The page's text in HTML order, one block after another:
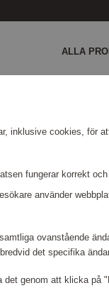
ALLA
inklusive cookies, för
fungerar korrekt
använder
ovanstående
det specifika
genom att klicka på